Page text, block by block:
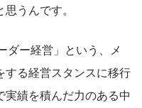
うんです。
ダー経営」という、メ
する経営スタンスに移行
実績を積んだ力のある中